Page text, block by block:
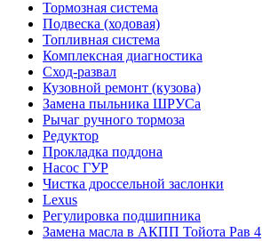
Тормозная система
Подвеска (ходовая)
Топливная система
Комплексная диагностика
Сход-развал
Кузовной ремонт (кузова)
Замена пыльника ШРУСа
Рычаг ручного тормоза
Редуктор
Прокладка поддона
Насос ГУР
Чистка дроссельной заслонки
Lexus
Регулировка подшипника
Замена масла в АКПП Тойота Рав 4